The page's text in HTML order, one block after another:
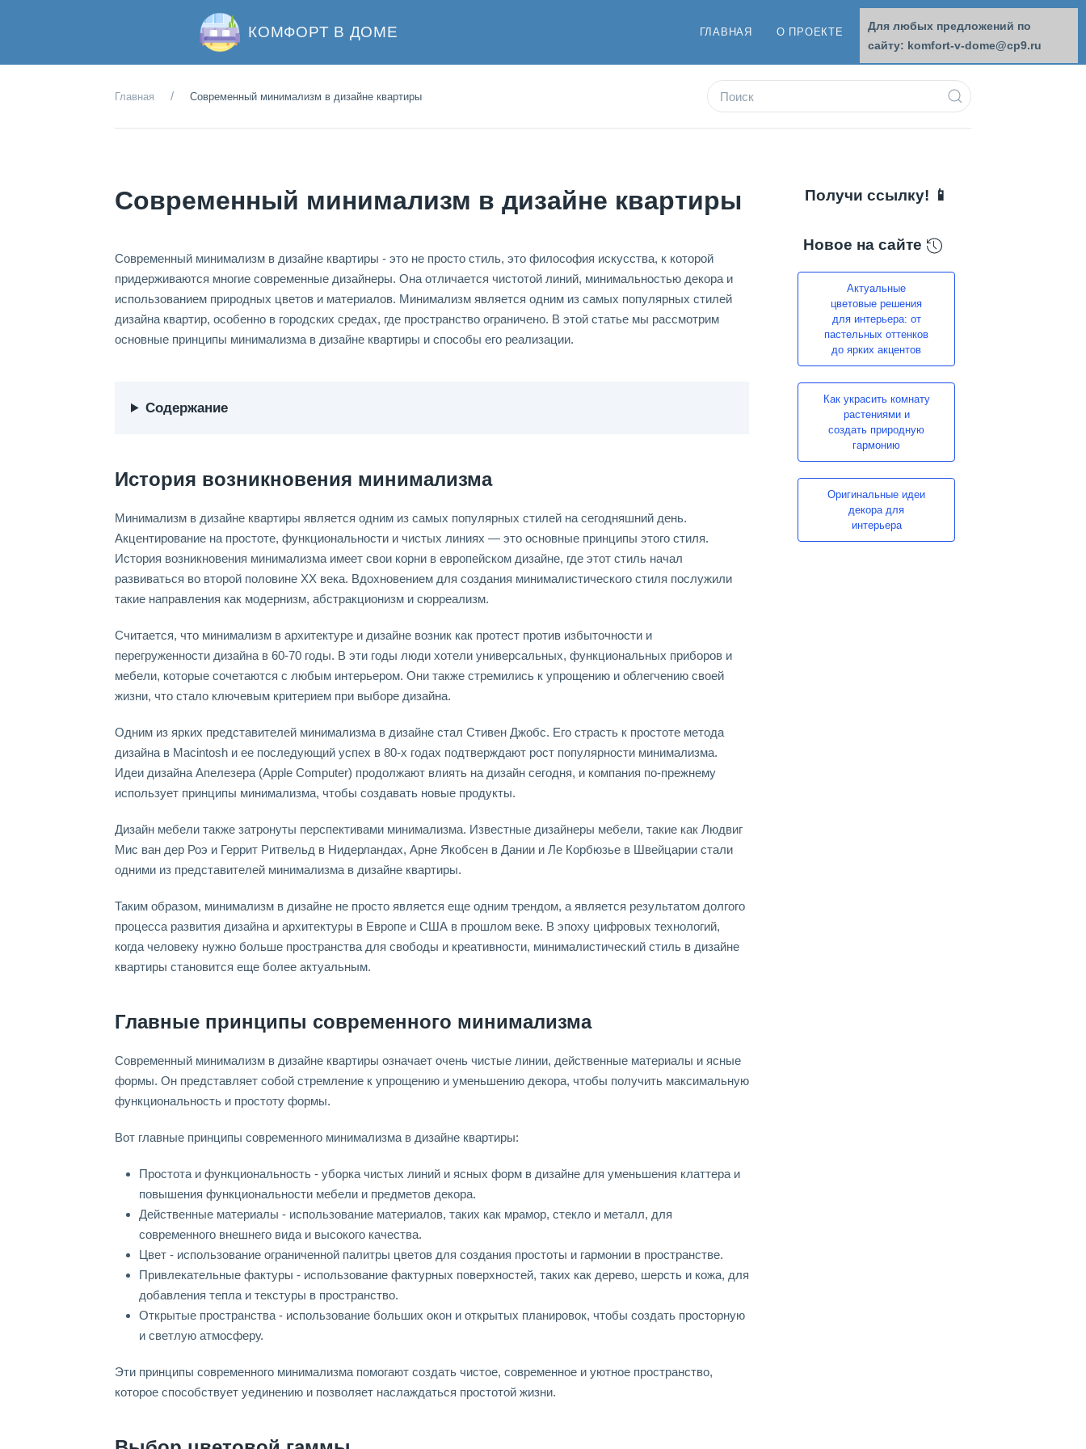
КОМФОРТ В ДОМЕ ГЛАВНАЯ О ПРОЕКТЕ ОБРАТНАЯ СВЯЗЬ
Главная Современный минимализм в дизайне квартиры
Современный минимализм в дизайне квартиры
Современный минимализм в дизайне квартиры - это не просто стиль, это философия искусства, к которой
придерживаются многие современные дизайнеры. Она отличается чистотой линий, минимальностью декора и
использованием природных цветов и материалов. Минимализм является одним из самых популярных стилей
дизайна квартир, особенно в городских средах, где пространство ограничено. В этой статье мы рассмотрим
основные принципы минимализма в дизайне квартиры и способы его реализации.
Содержание
История возникновения минимализма
Минимализм в дизайне квартиры является одним из самых популярных стилей на сегодняшний день.
Акцентирование на простоте, функциональности и чистых линиях — это основные принципы этого стиля.
История возникновения минимализма имеет свои корни в европейском дизайне, где этот стиль начал
развиваться во второй половине ХХ века. Вдохновением для создания минималистического стиля послужили
такие направления как модернизм, абстракционизм и сюрреализм.
Считается, что минимализм в архитектуре и дизайне возник как протест против избыточности и
перегруженности дизайна в 60-70 годы. В эти годы люди хотели универсальных, функциональных приборов и
мебели, которые сочетаются с любым интерьером. Они также стремились к упрощению и облегчению своей
жизни, что стало ключевым критерием при выборе дизайна.
Одним из ярких представителей минимализма в дизайне стал Стивен Джобс. Его страсть к простоте метода
дизайна в Macintosh и ее последующий успех в 80-х годах подтверждают рост популярности минимализма.
Идеи дизайна Апелезера (Apple Computer) продолжают влиять на дизайн сегодня, и компания по-прежнему
использует принципы минимализма, чтобы создавать новые продукты.
Дизайн мебели также затронуты перспективами минимализма. Известные дизайнеры мебели, такие как Людвиг
Мис ван дер Роэ и Геррит Ритвельд в Нидерландах, Арне Якобсен в Дании и Ле Корбюзье в Швейцарии стали
одними из представителей минимализма в дизайне квартиры.
Таким образом, минимализм в дизайне не просто является еще одним трендом, а является результатом долгого
процесса развития дизайна и архитектуры в Европе и США в прошлом веке. В эпоху цифровых технологий,
когда человеку нужно больше пространства для свободы и креативности, минималистический стиль в дизайне
квартиры становится еще более актуальным.
Главные принципы современного минимализма
Современный минимализм в дизайне квартиры означает очень чистые линии, действенные материалы и ясные
формы. Он представляет собой стремление к упрощению и уменьшению декора, чтобы получить максимальную
функциональность и простоту формы.
Вот главные принципы современного минимализма в дизайне квартиры:
Простота и функциональность - уборка чистых линий и ясных форм в дизайне для уменьшения клаттера и
повышения функциональности мебели и предметов декора.
Действенные материалы - использование материалов, таких как мрамор, стекло и металл, для
современного внешнего вида и высокого качества.
Цвет - использование ограниченной палитры цветов для создания простоты и гармонии в пространстве.
Привлекательные фактуры - использование фактурных поверхностей, таких как дерево, шерсть и кожа, для
добавления тепла и текстуры в пространство.
Открытые пространства - использование больших окон и открытых планировок, чтобы создать просторную
и светлую атмосферу.
Эти принципы современного минимализма помогают создать чистое, современное и уютное пространство,
которое способствует уединению и позволяет наслаждаться простотой жизни.
Получи ссылку! 📱
Новое на сайте
Актуальные
цветовые решения
для интерьера: от
пастельных оттенков
до ярких акцентов
Как украсить комнату
растениями и
создать природную
гармонию
Оригинальные идеи
декора для
интерьера
Для любых предложений по
сайту: komfort-v-dome@cp9.ru